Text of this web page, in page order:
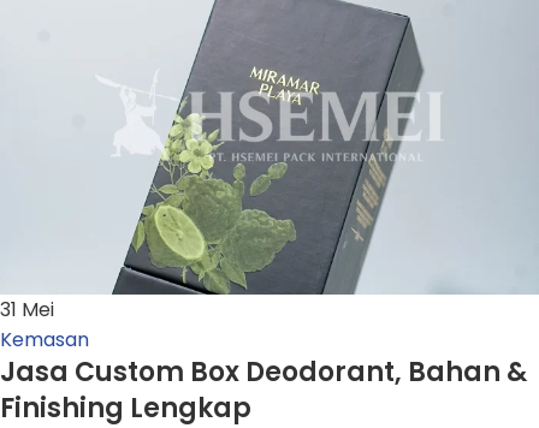
31 Mei
Kemasan
Jasa Custom Box Deodorant, Bahan &
Finishing Lengkap